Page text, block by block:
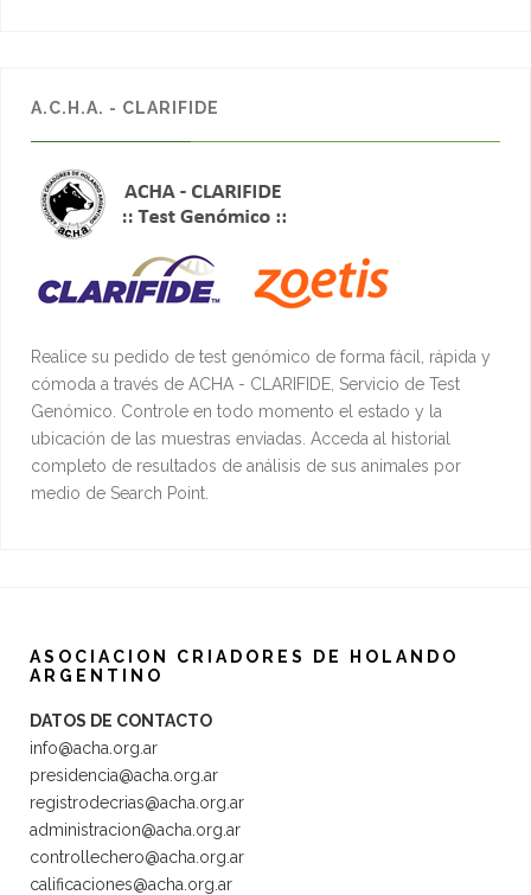
A.C.H.A. - CLARIFIDE
Realice su pedido de test genómico de forma fácil, rápida y
cómoda a través de ACHA - CLARIFIDE, Servicio de Test
Genómico. Controle en todo momento el estado y la
ubicación de las muestras enviadas. Acceda al historial
completo de resultados de análisis de sus animales por
medio de Search Point.
ASOCIACION CRIADORES DE HOLANDO
ARGENTINO
DATOS DE CONTACTO
info@acha.org.ar
presidencia@acha.org.ar
registrodecrias@acha.org.ar
administracion@acha.org.ar
controllechero@acha.org.ar
calificaciones@acha.org.ar